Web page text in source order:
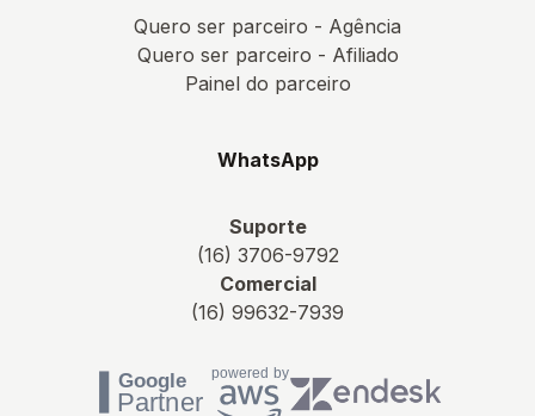
Quero ser parceiro - Agência
Quero ser parceiro - Afiliado
Painel do parceiro
WhatsApp
Suporte
(16) 3706-9792
Comercial
(16) 99632-7939